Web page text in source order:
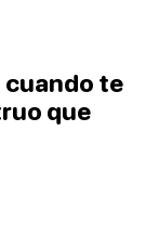
cuando te
que